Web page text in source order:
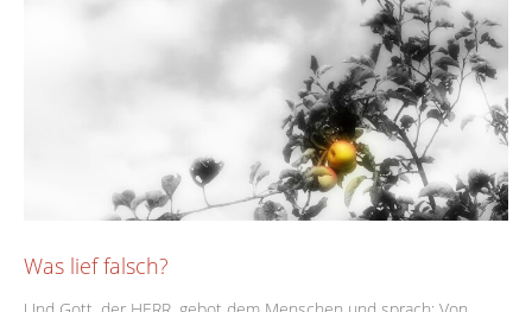
Was lief falsch?